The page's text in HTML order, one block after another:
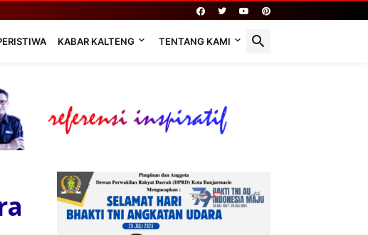
KABAR KALTENG TENTANG KAMI